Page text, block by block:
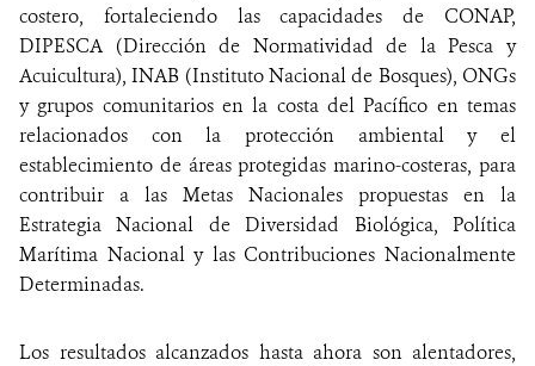
costero, fortaleciendo las capacidades de CONAP,
DIPESCA (Dirección de Normatividad de la Pesca y
Acuicultura), INAB (Instituto Nacional de Bosques), ONGs
y grupos comunitarios en la costa del Pacífico en temas
relacionados con la protección ambiental y el
establecimiento de áreas protegidas marino-costeras, para
contribuir a las Metas Nacionales propuestas en la
Estrategia Nacional de Diversidad Biológica, Política
Marítima Nacional y las Contribuciones Nacionalmente
Determinadas.
Los resultados alcanzados hasta ahora son alentadores,